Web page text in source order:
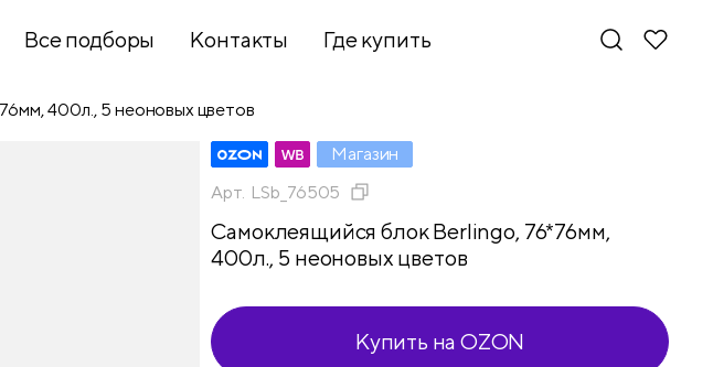
Все подборы Контакты Где купить
400л., 5 неоновых цветов
Магазин
Арт. LSb_76505
Самоклеящийся блок Berlingo, 76*76мм,
400л., 5 неоновых цветов
Купить на OZON